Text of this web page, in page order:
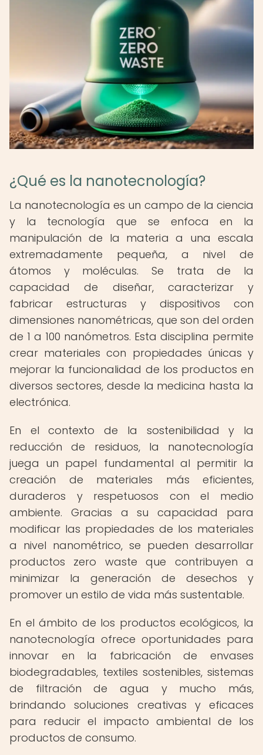
¿Qué es la nanotecnología?
La nanotecnología es un campo de la ciencia
y la tecnología que se enfoca en la
manipulación de la materia a una escala
extremadamente pequeña, a nivel de
átomos y moléculas. Se trata de la
capacidad de diseñar, caracterizar y
fabricar estructuras y dispositivos con
dimensiones nanométricas, que son del orden
de 1 a 100 nanómetros. Esta disciplina permite
crear materiales con propiedades únicas y
mejorar la funcionalidad de los productos en
diversos sectores, desde la medicina hasta la
electrónica.
En el contexto de la sostenibilidad y la
reducción de residuos, la nanotecnología
juega un papel fundamental al permitir la
creación de materiales más eficientes,
duraderos y respetuosos con el medio
ambiente. Gracias a su capacidad para
modificar las propiedades de los materiales
a nivel nanométrico, se pueden desarrollar
productos zero waste que contribuyen a
minimizar la generación de desechos y
promover un estilo de vida más sustentable.
En el ámbito de los productos ecológicos, la
nanotecnología ofrece oportunidades para
innovar en la fabricación de envases
biodegradables, textiles sostenibles, sistemas
de filtración de agua y mucho más,
brindando soluciones creativas y eficaces
para reducir el impacto ambiental de los
productos de consumo.